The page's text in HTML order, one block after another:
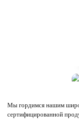
Мы гордимся нашим
сертифицированной